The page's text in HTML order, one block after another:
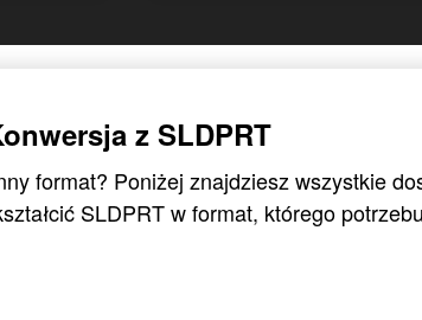
z SLDPRT
format? Poniżej znajdziesz wszystkie
SLDPRT w format, którego